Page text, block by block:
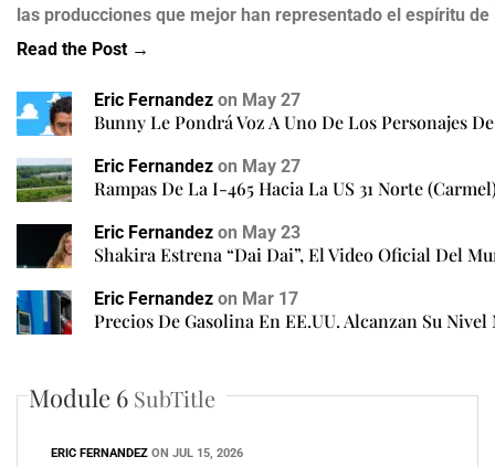
las producciones que mejor han representado el espíritu
Read the Post →
Eric Fernandez on May 27
Bunny Le Pondrá Voz A Uno De Los Personajes
Eric Fernandez on May 27
Rampas De La I-465 Hacia La US 31 Norte
Eric Fernandez on May 23
Shakira Estrena “Dai Dai”, El Video Oficial Del
Eric Fernandez on Mar 17
Precios De Gasolina En EE.UU. Alcanzan Su Nivel
Module 6 SubTitle
ERIC FERNANDEZ ON JUL 15, 2026